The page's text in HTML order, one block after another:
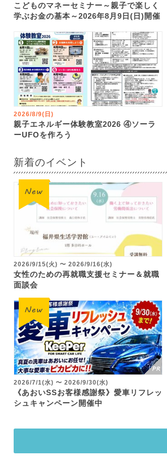
こどものマネーセミナー～親子で楽しく
学ぶお金の基本～2026年8月9日(日)開催
2026/8/9(日)
親子エネルギー体験教室2026 ④ソーラ
ーUFOを作ろう
新着のイベント
2026/9/15(火) 〜 2026/9/16(水)
女性のための再就職支援セミナー＆就職
面談会
2026/7/1(水) 〜 2026/9/30(水)
《あおいSSお客様感謝祭》愛車リフレッ
シュキャンペーン開催中